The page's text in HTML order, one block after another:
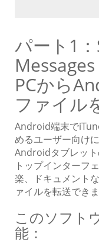
パート1
PCから
ファイル
Android端末で
めるユーザー向けに
Androidタブレット
トップインターフ
楽、ドキュメント
ァイルを転送できま
このソフト
能：